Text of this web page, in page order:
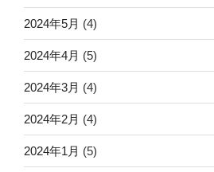
2024年5月 (4)
2024年4月 (5)
2024年3月 (4)
2024年2月 (4)
2024年1月 (5)